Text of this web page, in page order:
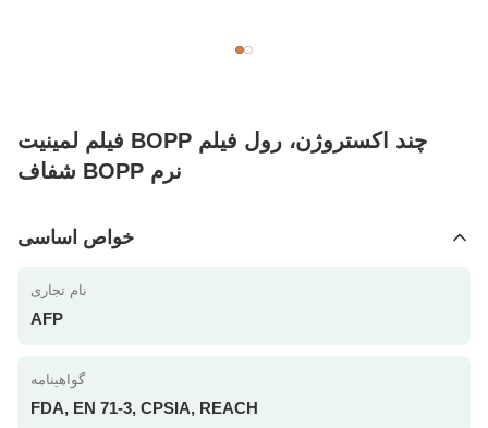
فیلم لمینیت BOPP چند اکستروژن، رول فیلم
شفاف BOPP نرم
خواص اساسی
نام تجاری
AFP
گواهینامه
FDA, EN 71-3, CPSIA, REACH